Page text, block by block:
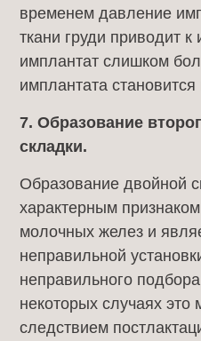
временем давление
ткани груди приводит
имплантат слишком
имплантата
7. Образование
складки.
Образование двойной
характерным
молочных желез и
неправильной
неправильного
некоторых случаях это
следствием